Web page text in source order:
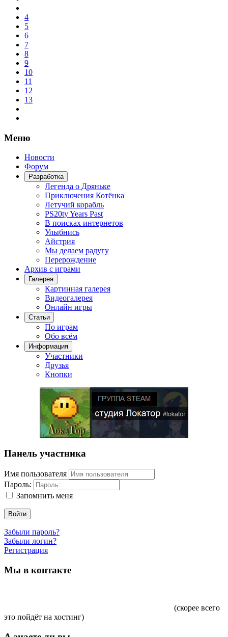
4
5
6
7
8
9
10
11
12
13
Меню
Новости
Форум
Разработка
Легенда о Дряньке
Приключения Котёнка
Летучий корабль
PS20ty Years Past
В поисках интернетов
Улыбнись
Айстрия
Мы делаем радугу
Перерождение
Архив с играми
Галерея
Картинная галерея
Видеогалерея
Онлайн игры
Статьи
По играм
Обо всём
Информация
Участники
Друзья
Кнопки
Панель участника
Имя пользователя
Пароль:
Запомнить меня
Войти
Забыли пароль?
Забыли логин?
Регистрация
Мы в контакте
(скорее всего
это пойдёт на хостинг)